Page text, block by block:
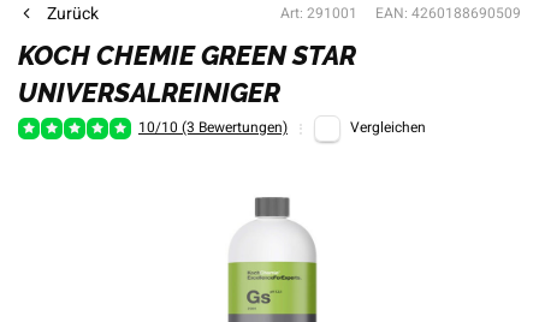
Zurück Art: 291001 EAN: 4260188690509
KOCH CHEMIE GREEN STAR
UNIVERSALREINIGER
10/10 (3 Bewertungen) Vergleichen